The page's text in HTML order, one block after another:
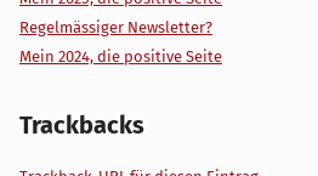
Regelmässiger Newsletter?
Mein 2024, die positive Seite
Trackbacks